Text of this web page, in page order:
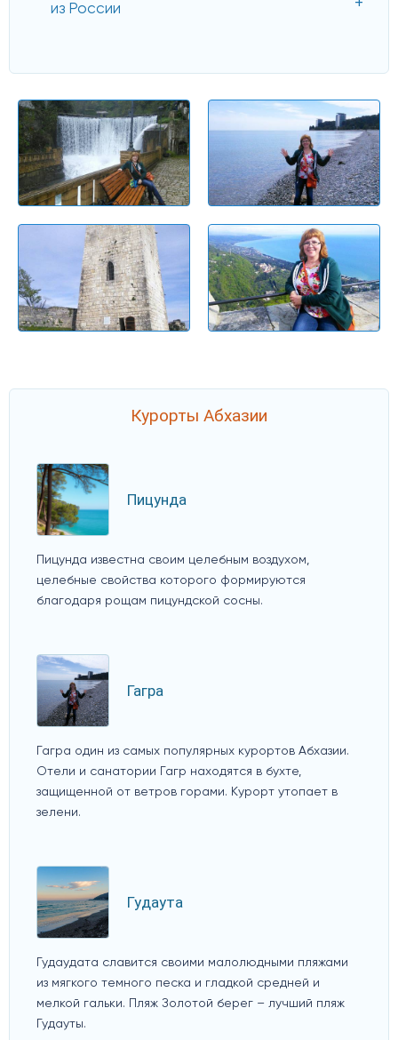
из России
Курорты Абхазии
Пицунда
Пицунда известна своим целебным воздухом,
целебные свойства которого формируются
благодаря рощам пицундской сосны.
Гагра
Гагра один из самых популярных курортов Абхазии.
Отели и санатории Гагр находятся в бухте,
защищенной от ветров горами. Курорт утопает в
зелени.
Гудаута
Гудаудата славится своими малолюдными пляжами
из мягкого темного песка и гладкой средней и
мелкой гальки. Пляж Золотой берег – лучший пляж
Гудауты.